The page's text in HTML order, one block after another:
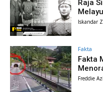
Raja
Iskandar
Fakta
Fakta
Freddie